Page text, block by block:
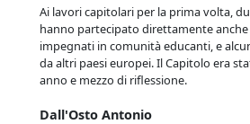
Ai lavori capitolari per la prima volta,
hanno partecipato direttamente anche
impegnati in comunità educanti, e
da altri paesi europei. Il Capitolo era
anno e mezzo di riflessione.
Dall'Osto Antonio